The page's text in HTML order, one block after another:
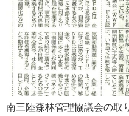
南三陸森林管理協議会の取